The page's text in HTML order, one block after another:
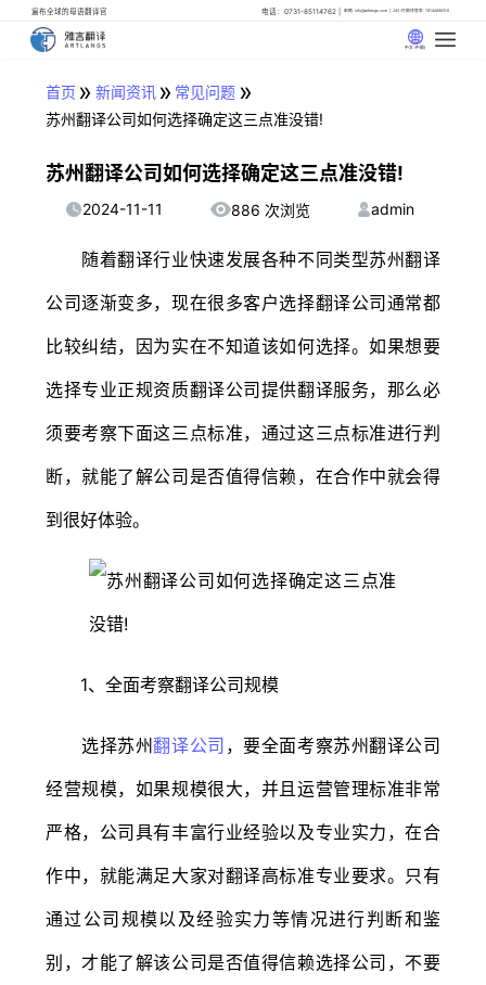
遍布全球的母语翻译官 电话：0731-85114762 邮箱: info@artlangs.com 24小时翻译管家: 18142666316
中文 (中国)
首页 » 新闻资讯» 常见问题 »
苏州翻译公司如何选择确定这三点准没错!
苏州翻译公司如何选择确定这三点准没错!
2024-11-11 886 次浏览 admin
随着翻译行业快速发展各种不同类型苏州翻译
公司逐渐变多，现在很多客户选择翻译公司通常都
比较纠结，因为实在不知道该如何选择。如果想要
选择专业正规资质翻译公司提供翻译服务，那么必
须要考察下面这三点标准，通过这三点标准进行判
断，就能了解公司是否值得信赖，在合作中就会得
到很好体验。
1、全面考察翻译公司规模
选择苏州翻译公司 ，要全面考察苏州翻译公司
经营规模，如果规模很大，并且运营管理标准非常
严格，公司具有丰富行业经验以及专业实力，在合
作中，就能满足大家对翻译高标准专业要求。只有
通过公司规模以及经验实力等情况进行判断和鉴
别，才能了解该公司是否值得信赖选择公司，不要